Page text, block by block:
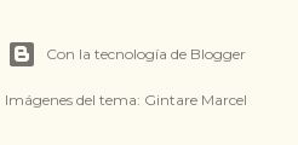
Con la tecnología de Blogger
Imágenes del tema: Gintare Marcel